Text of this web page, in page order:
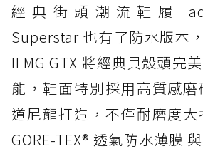
防水鞋推薦 4. ASICS
載 GORE-TEX 隱形貼合科技
防水鞋推薦 5. Salomon XT-
人必備山系鞋王！防滑、防
頂
防水鞋推薦 6. HOKA
復刻厚底，GORE-TEX 防水
經典街頭潮流鞋履
Superstar 也有了防水版本
II MG GTX 將經典貝殼頭完
能，鞋面特別採用高質感
道尼龍打造，不僅耐磨度
GORE-TEX® 透氣防水薄膜